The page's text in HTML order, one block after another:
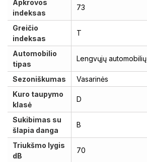
Apkrovos
indeksas
73
Greičio
indeksas
T
Automobilio
tipas
Lengvųjų automobilių
Sezoniškumas
Vasarinės
Kuro taupymo
klasė
D
Sukibimas su
šlapia danga
B
Triukšmo lygis
dB
70